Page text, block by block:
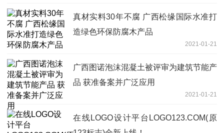
真材实料30年不腐 广西松缘国际水准打
造绿色环保防腐木产品
2021-01-21
广西图诺泡沫混凝土被评审为建筑节能产
品 获准备案并广泛应用
2021-01-21
在线LOGO设计平台LOGO123.COM(原